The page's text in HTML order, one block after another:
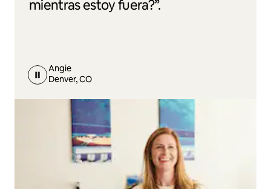
mientras estoy fuera?”.
Angie
Denver, CO